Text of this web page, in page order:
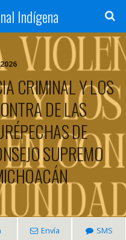
Indígena
CRIMINAL Y LOS
DE LAS
DE
SUPREMO
Envía SMS